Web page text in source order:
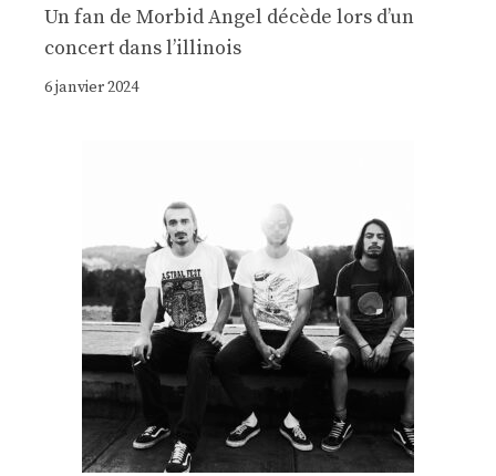
Un fan de Morbid Angel décède lors d’un
concert dans l’illinois
6 janvier 2024